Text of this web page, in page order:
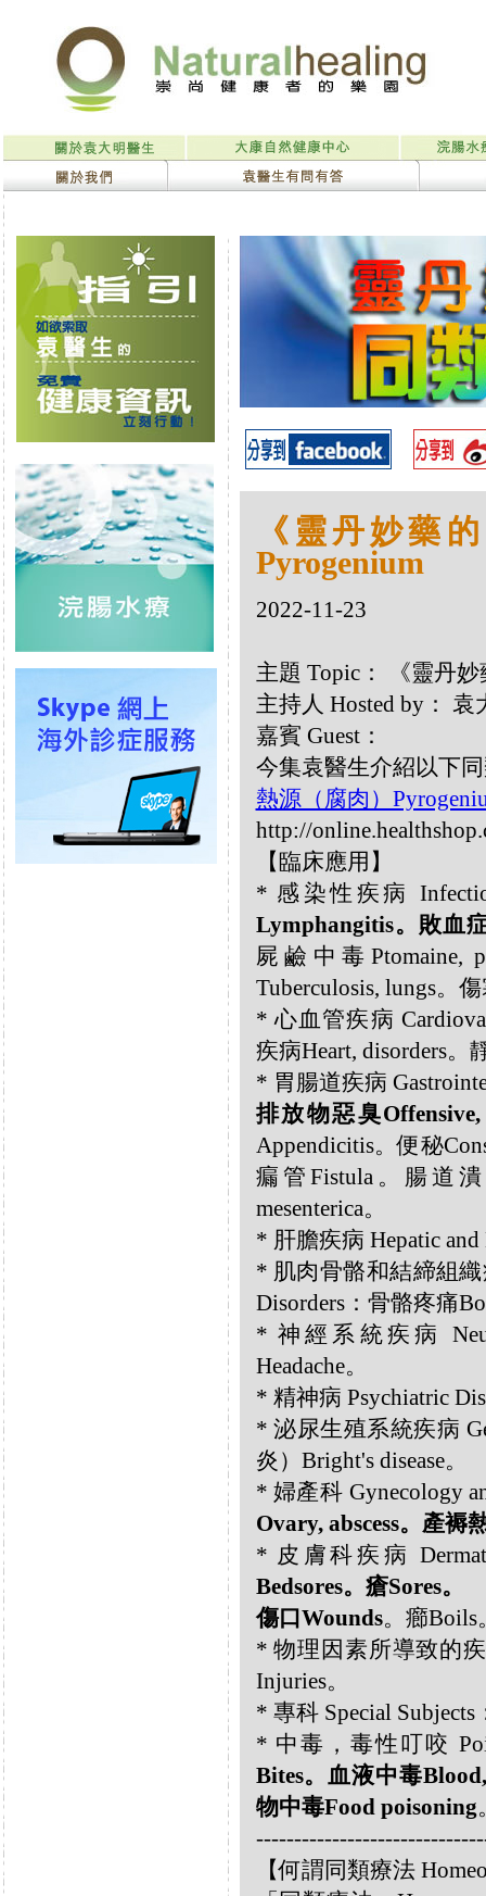
《靈丹妙藥
Pyrogenium
2022-11-23
主題 Topic： 《靈丹
主持人 Hosted by：
嘉賓 Guest：
今集袁醫生介紹以下
熱源（腐肉）
http://
【臨床應用】
* 感染性疾病
Lymphangitis。敗血
屍鹼中毒Ptomaine,
Tuberculosis, lungs。
* 心血管疾病
疾病Heart, disorders。
* 胃腸道疾病
排放物惡臭
Appendicitis。便秘
瘺管Fistula。腸道潰
mesenterica。
* 肝膽疾病 Hepatic
* 肌肉骨骼和結締組織
Disorders：骨骼疼痛
* 神經系統疾病
Headache。
* 精神病 Psychiatric
* 泌尿生殖系統疾病
炎）Bright's disease。
* 婦產科 Gynecology
Ovary, abscess。產褥
* 皮膚科疾病
Bedsores。瘡Sores。
傷口Wounds。癤Boils
* 物理因素所導致的疾
Injuries。
* 專科 Special Subjects
* 中毒，毒性叮咬
Bites。血液中毒
物中毒Food poisoning
【何謂同類療法